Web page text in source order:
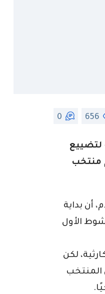
656
0
أسفه لتضييع
منتخب
أن بداية
الأول
لكن
المنتخب